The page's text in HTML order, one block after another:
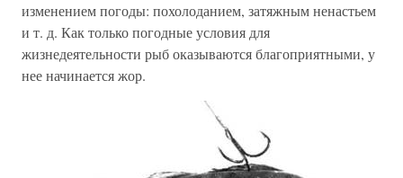
изменением погоды: похолоданием, затяжным ненастьем
и т. д. Как только погодные условия для
жизнедеятельности рыб оказываются благоприятными, у
нее начинается жор.